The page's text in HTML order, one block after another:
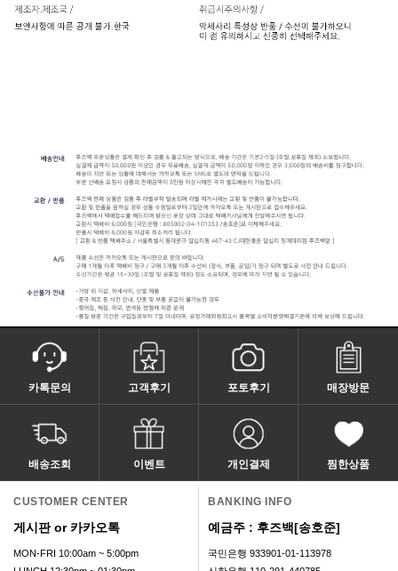
카톡문의 고객후기 포토후기 매장방문
배송조회 이벤트 개인결제 찜한상품
CUSTOMER CENTER
게시판 or 카카오톡
MON-FRI 10:00am ~ 5:00pm
BANKING INFO
예금주 : 후즈백[송호준]
국민은행 933901-01-113978